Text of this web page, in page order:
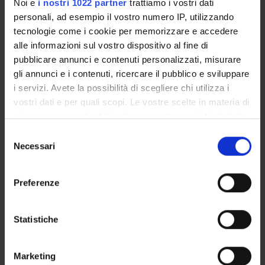
Noi e i nostri 1022 partner trattiamo i vostri dati
personali, ad esempio il vostro numero IP, utilizzando
tecnologie come i cookie per memorizzare e accedere
alle informazioni sul vostro dispositivo al fine di
pubblicare annunci e contenuti personalizzati, misurare
gli annunci e i contenuti, ricercare il pubblico e sviluppare
i servizi. Avete la possibilità di scegliere chi utilizza i
vostri dati e per quali scopi. Le vostre scelte in materia di
privacy sono applicabili solo su questa proprietà digitale
modificare o revocare il proprio consenso in qualsiasi
momento dalla Dichiarazione sui cookie o facendo clic
raccogliere informazioni sulla tua posizione
geografica, con un'approssimazione di qualche
Identificare il tuo dispositivo, scansionandolo
delNecessari
Preferenze
Statistiche
Marketing
Technical-administrative staff
Mannari Vanessa
Scholarship holder
Marletta Erica
Research Scholarship Holders
Martini Anna
Scholarship holder
Associate Professor